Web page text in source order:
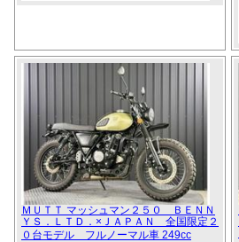
ＭＵＴＴ マッシュマン２５０ ＢＥＮＮ
ＹＳ．ＬＴＤ．×ＪＡＰＡＮ 全国限定２
０台モデル フルノーマル車 249cc